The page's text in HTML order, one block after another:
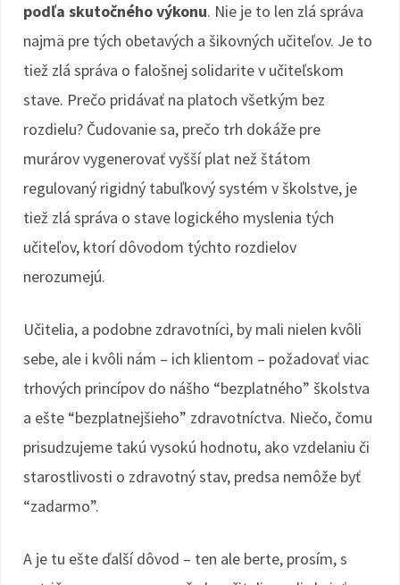
podľa skutočného výkonu. Nie je to len zlá správa
najmä pre tých obetavých a šikovných učiteľov. Je to
tiež zlá správa o falošnej solidarite v učiteľskom
stave. Prečo pridávať na platoch všetkým bez
rozdielu? Čudovanie sa, prečo trh dokáže pre
murárov vygenerovať vyšší plat než štátom
regulovaný rigidný tabuľkový systém v školstve, je
tiež zlá správa o stave logického myslenia tých
učiteľov, ktorí dôvodom týchto rozdielov
nerozumejú.
Učitelia, a podobne zdravotníci, by mali nielen kvôli
sebe, ale i kvôli nám – ich klientom – požadovať viac
trhových princípov do nášho “bezplatného” školstva
a ešte “bezplatnejšieho” zdravotníctva. Niečo, čomu
prisudzujeme takú vysokú hodnotu, ako vzdelaniu či
starostlivosti o zdravotný stav, predsa nemôže byť
“zadarmo”.
A je tu ešte ďalší dôvod – ten ale berte, prosím, s